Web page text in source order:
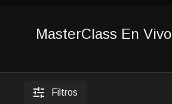
MasterClass En Vivo
Filtros